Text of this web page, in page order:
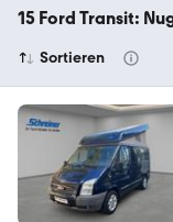
15 Ford Transit:
Sortieren